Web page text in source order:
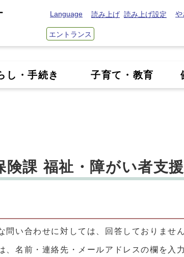
Language 読み上げ 読み上げ設定 や
エントランス
し・手続き 子育て・教育
険課 福祉・障がい者支
問い合わせに対しては、回答しておりません
、名前・連絡先・メールアドレスの欄を入